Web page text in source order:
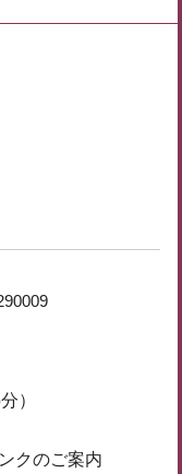
）
クのご案内